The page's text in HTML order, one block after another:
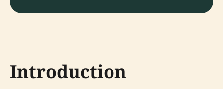
Introduction